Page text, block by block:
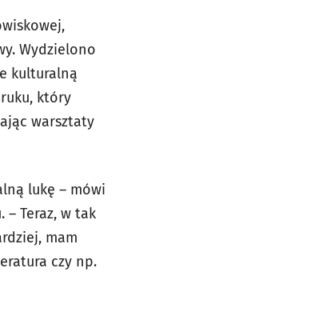
Wydzielono
kulturalną
który
warsztaty
lukę – mówi
Teraz, w tak
mam
czy np.